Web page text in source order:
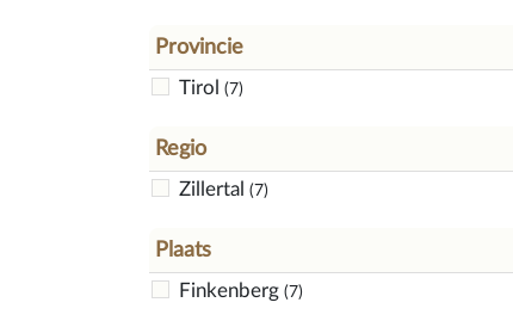
Provincie
Tirol (7)
Regio
Zillertal (7)
Plaats
Finkenberg (7)